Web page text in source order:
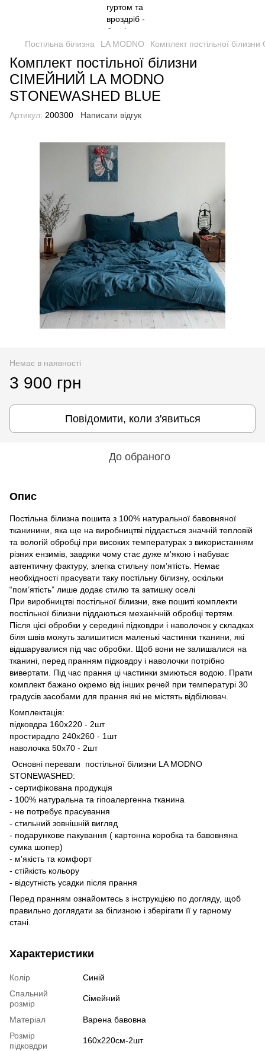
Постільна білизна LA MODNO Комплект постільної
Комплект постільної білизни
СIМЕЙНИЙ LA MODNO
STONEWASHED BLUE
Артикул: 200300 Написати відгук
Немає в наявності
3 900 грн
Повідомити, коли з'явиться
До обраного
Опис
Постільна білизна пошита з 100% натуральної бавовняної
тканинини, яка ще на виробництві піддається значній тепловій
та вологій обробці при високих температурах з використанням
різних ензимів, завдяки чому стає дуже м'якою і набуває
автентичну фактуру, злегка стильну пом’ятість. Немає
необхідності прасувати таку постільну білизну, оскільки
“пом’ятість” лише додає стилю та затишку оселі
При виробництві постільної білизни, вже пошиті комплекти
постільної білизни піддаються механічній обробці тертям.
Після цієї обробки у середині підковдри і наволочок у складках
біля швів можуть залишитися маленькі частинки тканини, які
відшарувалися під час обробки. Щоб вони не залишалися на
тканині, перед пранням підковдру і наволочки потрібно
вивертати. Під час прання ці частинки змиються водою. Прати
комплект бажано окремо від інших речей при температурі 30
градусів засобами для прання які не містять відбілювач.
Комплектація:
підковдра 160х220 - 2шт
простирадло 240х260 - 1шт
наволочка 50х70 - 2шт
Основні переваги постільної білизни LA MODNO
STONEWASHED:
- сертифікована продукція
- 100% натуральна та гіпоалергенна тканина
- не потребує прасування
- стильний зовнішній вигляд
- подарункове пакування ( картонна коробка та бавовняна
сумка шопер)
- м'якість та комфорт
- стійкість кольору
- відсутність усадки після прання
Перед пранням ознайомтесь з інструкцією по догляду, щоб
правильно доглядати за білизною і зберігати її у гарному
стані.
Характеристики
Колір
Синій
Спальний
розмір
Сімейний
Матеріал
Варена бавовна
Розмір
підковдри
160х220см-2шт